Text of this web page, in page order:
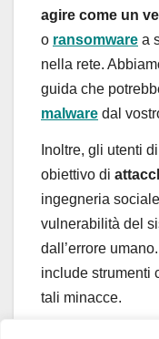
agire come un
o ransomware a
nella rete.
guida che
malware dal
Inoltre, gli utenti
obiettivo di
ingegneria
vulnerabilità del
dall’errore
include strumenti
tali minacce.